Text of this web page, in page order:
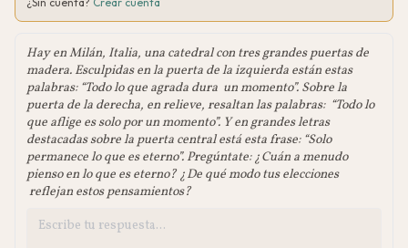
Hay en Milán, Italia, una catedral con tres grandes puertas de
madera. Esculpidas en la puerta de la izquierda están estas
palabras: “Todo lo que agrada dura un momento”. Sobre la
puerta de la derecha, en relieve, resaltan las palabras: “Todo lo
que aflige es solo por un momento”. Y en grandes letras
destacadas sobre la puerta central está esta frase: “Solo
permanece lo que es eterno”. Pregúntate: ¿Cuán a menudo
pienso en lo que es eterno? ¿De qué modo tus elecciones
reflejan estos pensamientos?